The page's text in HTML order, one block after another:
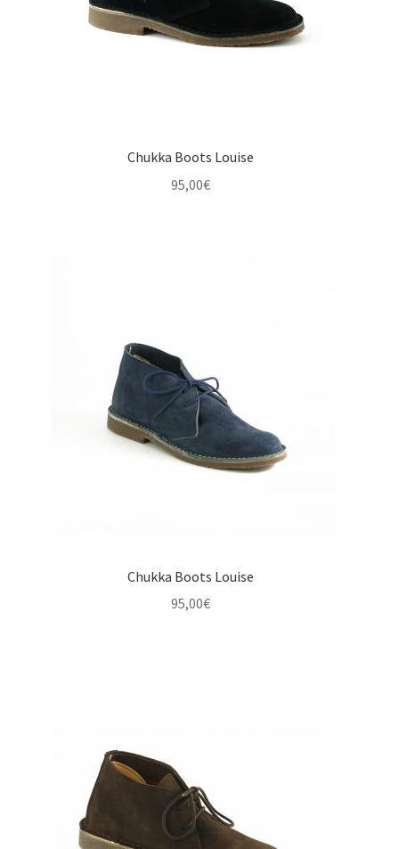
Chukka Boots Louise
95,00€
Chukka Boots Louise
95,00€